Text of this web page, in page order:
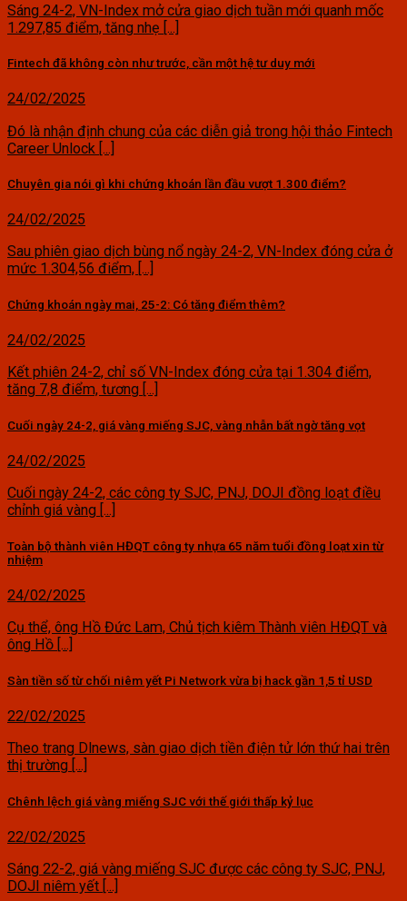
Sáng 24-2, VN-Index mở cửa giao dịch tuần mới quanh mốc
1.297,85 điểm, tăng nhẹ [...]
Fintech đã không còn như trước, cần một hệ tư duy mới
24/02/2025
Đó là nhận định chung của các diễn giả trong hội thảo Fintech
Career Unlock [...]
Chuyên gia nói gì khi chứng khoán lần đầu vượt 1.300 điểm?
24/02/2025
Sau phiên giao dịch bùng nổ ngày 24-2, VN-Index đóng cửa ở
mức 1.304,56 điểm, [...]
Chứng khoán ngày mai, 25-2: Có tăng điểm thêm?
24/02/2025
Kết phiên 24-2, chỉ số VN-Index đóng cửa tại 1.304 điểm,
tăng 7,8 điểm, tương [...]
Cuối ngày 24-2, giá vàng miếng SJC, vàng nhẫn bất ngờ tăng vọt
24/02/2025
Cuối ngày 24-2, các công ty SJC, PNJ, DOJI đồng loạt điều
chỉnh giá vàng [...]
Toàn bộ thành viên HĐQT công ty nhựa 65 năm tuổi đồng loạt xin từ
nhiệm
24/02/2025
Cụ thể, ông Hồ Đức Lam, Chủ tịch kiêm Thành viên HĐQT và
ông Hồ [...]
Sàn tiền số từ chối niêm yết Pi Network vừa bị hack gần 1,5 tỉ USD
22/02/2025
Theo trang Dlnews, sàn giao dịch tiền điện tử lớn thứ hai trên
thị trường [...]
Chênh lệch giá vàng miếng SJC với thế giới thấp kỷ lục
22/02/2025
Sáng 22-2, giá vàng miếng SJC được các công ty SJC, PNJ,
DOJI niêm yết [...]